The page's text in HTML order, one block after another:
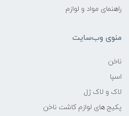
راهنمای مواد و لوازم
منوی وب‌سایت
ناخن
اسپا
لاک و لاک ژل
پکیج های لوازم کاشت ناخن